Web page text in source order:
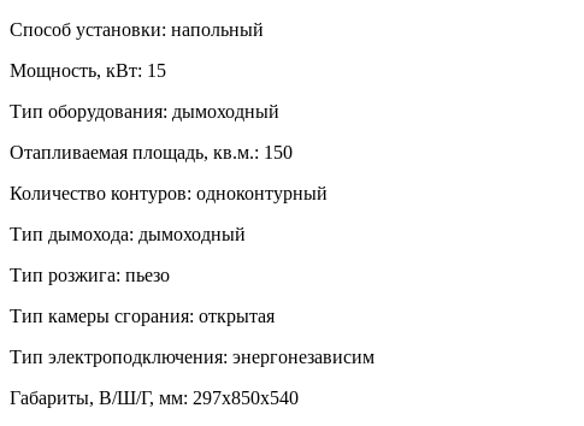
Способ установки: напольный
Мощность, кВт: 15
Тип оборудования: дымоходный
Отапливаемая площадь, кв.м.: 150
Количество контуров: одноконтурный
Тип дымохода: дымоходный
Тип розжига: пьезо
Тип камеры сгорания: открытая
Тип электроподключения: энергонезависим
Габариты, В/Ш/Г, мм: 297х850х540